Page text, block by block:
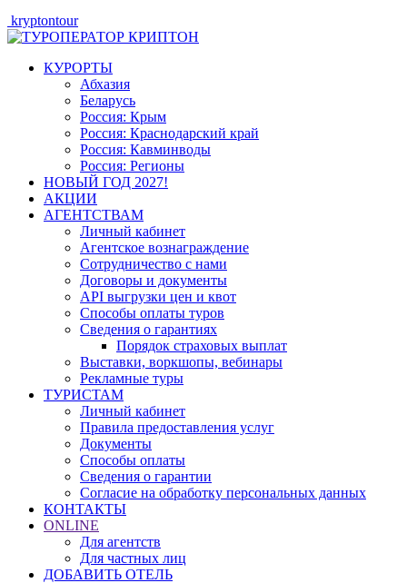
kryptontour
КУРОРТЫ
Абхазия
Беларусь
Россия: Крым
Россия: Краснодарский край
Россия: Кавминводы
Россия: Регионы
НОВЫЙ ГОД 2027!
АКЦИИ
АГЕНТСТВАМ
Личный кабинет
Агентское вознаграждение
Сотрудничество с нами
Договоры и документы
API выгрузки цен и квот
Способы оплаты туров
Сведения о гарантиях
Порядок страховых выплат
Выставки, воркшопы, вебинары
Рекламные туры
ТУРИСТАМ
Личный кабинет
Правила предоставления услуг
Документы
Способы оплаты
Сведения о гарантии
Согласие на обработку персональных данных
КОНТАКТЫ
ONLINE
Для агентств
Для частных лиц
ДОБАВИТЬ ОТЕЛЬ